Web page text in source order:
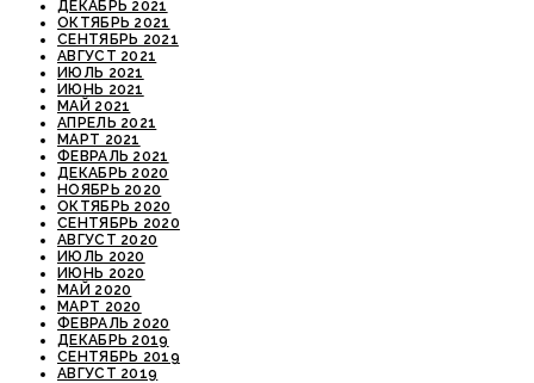
ДЕКАБРЬ 2021
ОКТЯБРЬ 2021
СЕНТЯБРЬ 2021
АВГУСТ 2021
ИЮЛЬ 2021
ИЮНЬ 2021
МАЙ 2021
АПРЕЛЬ 2021
МАРТ 2021
ФЕВРАЛЬ 2021
ДЕКАБРЬ 2020
НОЯБРЬ 2020
ОКТЯБРЬ 2020
СЕНТЯБРЬ 2020
АВГУСТ 2020
ИЮЛЬ 2020
ИЮНЬ 2020
МАЙ 2020
МАРТ 2020
ФЕВРАЛЬ 2020
ДЕКАБРЬ 2019
СЕНТЯБРЬ 2019
АВГУСТ 2019